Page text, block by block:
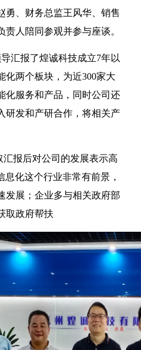
勇、财务总监王风华、销售
人陪同参观并参与座谈。
汇报了煌诚科技成立7年以
化两个板块，为近300家大
化服务和产品，同时公司还
研发和产研合作，将相关产
报后对公司的发展表示高
化这个行业非常有前景，
发展；企业多与相关政府部
取政府帮扶